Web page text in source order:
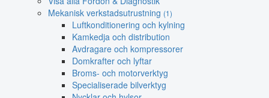
Mekanisk verkstadsutrustning (1)
Luftkonditionering och kylning
Kamkedja och distribution
Avdragare och kompressorer
Domkrafter och lyftar
Broms- och motorverktyg
Specialiserade bilverktyg